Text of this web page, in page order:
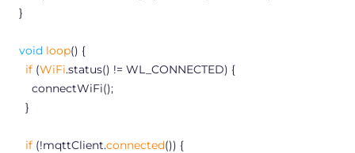
}
void loop() {
if (WiFi.status() != WL_CONNECTED) {
connectWiFi();
}
if (!mqttClient.connected()) {